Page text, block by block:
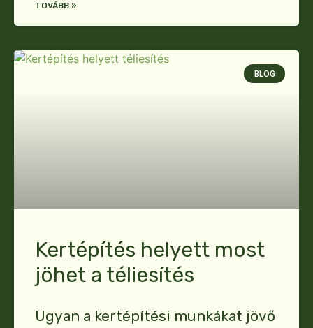
TOVÁBB »
BLOG
Kertépítés helyett most
jöhet a téliesítés
Ugyan a kertépítési munkákat jövő